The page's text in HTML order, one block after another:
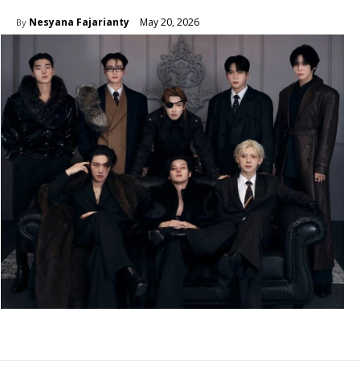
By Nesyana Fajarianty May 20, 2026